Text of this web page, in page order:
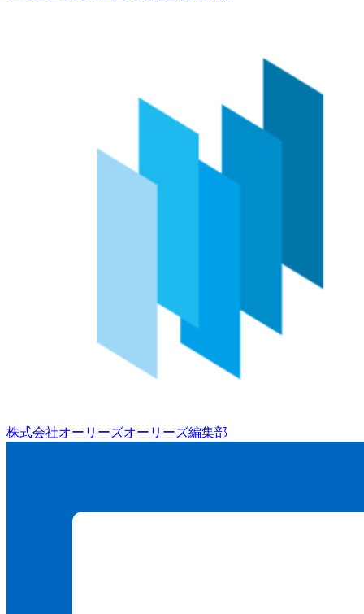
株式会社オーリーズオーリーズ編集部